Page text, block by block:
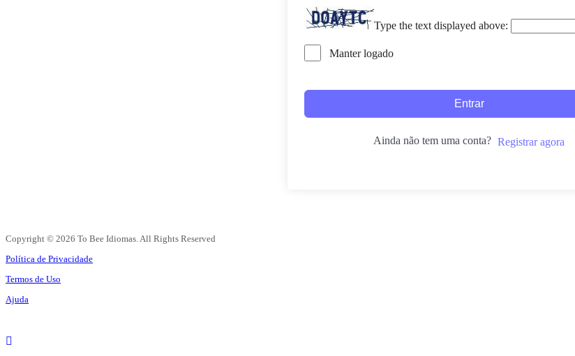
Type the text displayed above:
Manter logado
Entrar
Ainda não tem uma conta? Registrar agora
Copyright © 2026 To Bee Idiomas. All Rights Reserved
Política de Privacidade
Termos de Uso
Ajuda